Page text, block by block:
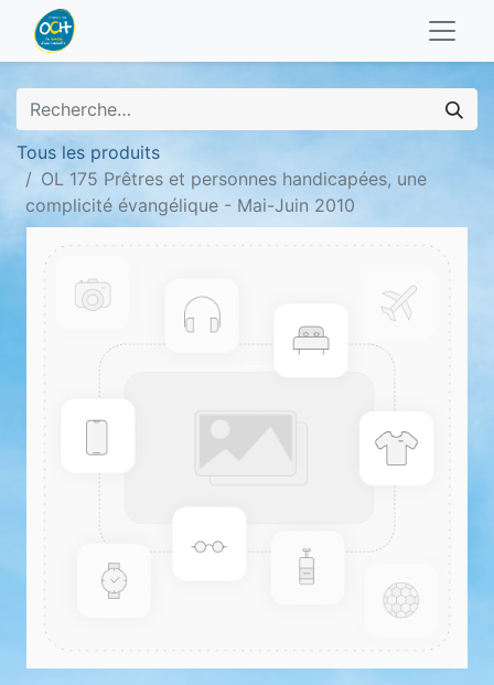
Tous les produits
OL 175 Prêtres et personnes handicapées, une
complicité évangélique - Mai-Juin 2010